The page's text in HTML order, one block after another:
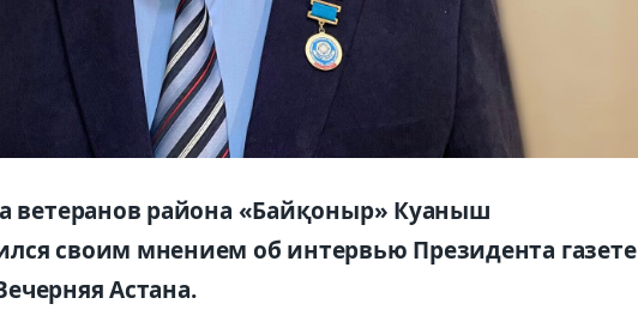
ветеранов района «Байқоныр» Куаныш
своим мнением об интервью Президента газете
Астана.